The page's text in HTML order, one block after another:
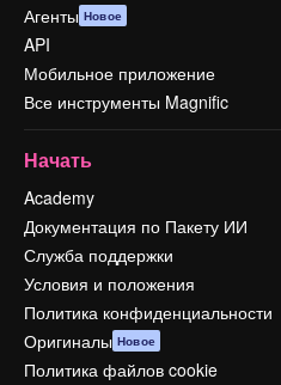
Агенты Новое
API
Мобильное приложение
Все инструменты Magnific
Начать
Academy
Документация по Пакету ИИ
Служба поддержки
Условия и положения
Политика конфиденциальности
Оригиналы Новое
Политика файлов cookie